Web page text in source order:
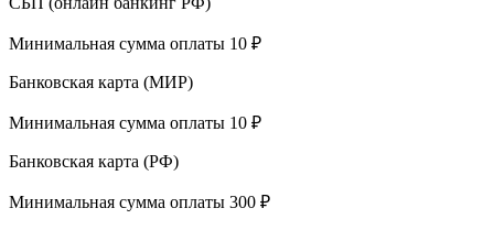
Минимальная сумма оплаты 10 ₽
Банковская карта (МИР)
Минимальная сумма оплаты 10 ₽
Банковская карта (РФ)
Минимальная сумма оплаты 300 ₽